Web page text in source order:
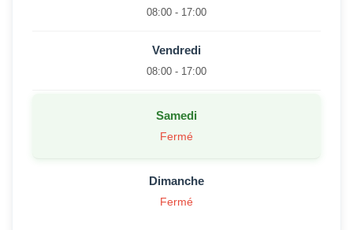
08:00 - 17:00
Vendredi
08:00 - 17:00
Samedi
Fermé
Dimanche
Fermé